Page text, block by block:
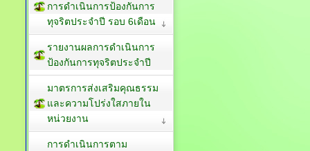
การดำเนินการป้องกันการ
ทุจริตประจำปี รอบ 6เดือน
รายงานผลการดำเนินการ
ป้องกันการทุจริตประจำปี
มาตรการส่งเสริมคุณธรรม
และความโปร่งใสภายใน
หน่วยงาน
การดำเนินการตาม